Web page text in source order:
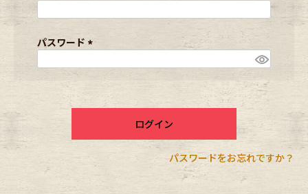
スタッフコーディネート
年代から探す
メンズ商品カテゴリーから探す
Tops Outer
)
パスワード
ログイン
パスワードをお忘れですか？